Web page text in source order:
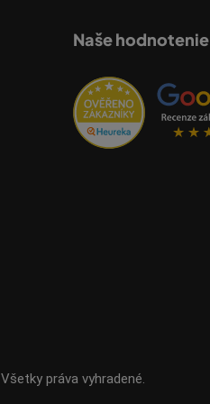
Naše hodnotenie
. Všetky práva vyhradené.